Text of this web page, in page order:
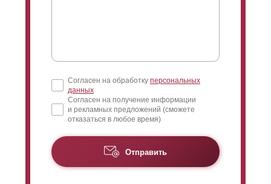
Согласен на обработку персональных
данных
Согласен на получение информации
и рекламных предложений (сможете
отказаться в любое время)
Отправить